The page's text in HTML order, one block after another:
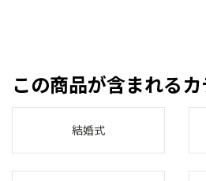
この商品が含まれる
結婚式